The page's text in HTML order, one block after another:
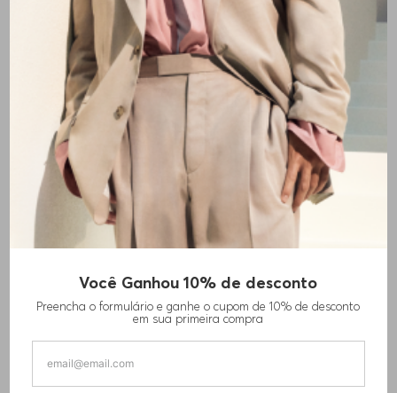
Você Ganhou 10% de desconto
Preencha o formulário e ganhe o cupom de 10% de desconto
em sua primeira compra
ACABAMENTOS DE CAMURÇA
R$1.380,00
DOUBLE B
R$ 1.840,00